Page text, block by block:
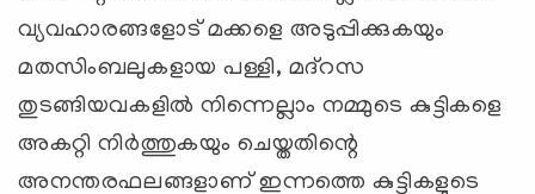
വ്യവഹാരങ്ങളോട് മക്കളെ അടുപ്പിക്കുകയും
മതസിംബലുകളായ പള്ളി, മദ്‌റസ
തുടങ്ങിയവകളില്‍ നിന്നെല്ലാം നമ്മുടെ കുട്ടികളെ
അകറ്റി നിര്‍ത്തുകയും ചെയ്തതിന്റെ
അനന്തരഫലങ്ങളാണ് ഇന്നത്തെ കുട്ടികളുടെ